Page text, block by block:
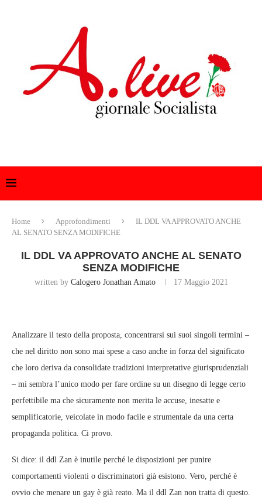
Home Approfondimenti
IL DDL VA APPROVATO ANCHE
AL SENATO SENZA MODIFICHE
IL DDL VA APPROVATO ANCHE AL SENATO
SENZA MODIFICHE
written by Calogero Jonathan Amato 17 Maggio 2021
Analizzare il testo della proposta, concentrarsi sui suoi singoli termini –
che nel diritto non sono mai spese a caso anche in forza del significato
che loro deriva da consolidate tradizioni interpretative giurisprudenziali
– mi sembra l’unico modo per fare ordine su un disegno di legge certo
perfettibile ma che sicuramente non merita le accuse, inesatte e
semplificatorie, veicolate in modo facile e strumentale da una certa
propaganda politica. Ci provo.
Si dice: il ddl Zan è inutile perché le disposizioni per punire
comportamenti violenti o discriminatori già esistono. Vero, perché è
ovvio che menare un gay è già reato. Ma il ddl Zan non tratta di questo.